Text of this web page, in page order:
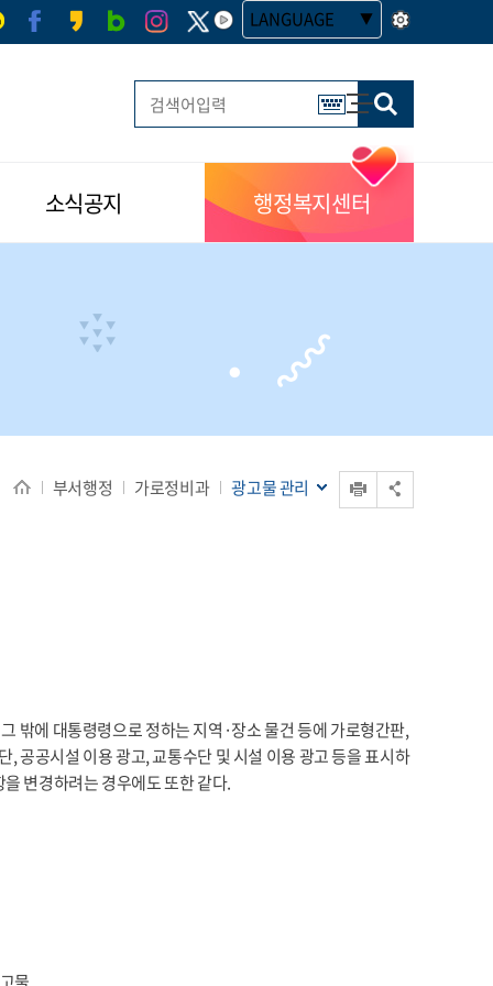
LANGUAGE
소식공지 행정복지센터
부서행정 가로정비과 광고물 관리
밖에 대통령령으로 정하는 지역·장소 물건 등에 가로형간판,
공공시설 이용 광고, 교통수단 및 시설 이용 광고 등을 표시하
변경하려는 경우에도 또한 같다.